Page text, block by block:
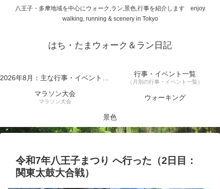
八王子・多摩地域を中心にウォーク,ラン,景色,行事を紹介します enjoy
walking, running & scenery in Tokyo
はち・たまウォーク＆ラン日記
2026年8月：主な行事・イベント一覧 行事・イベント一覧
（月別の行事・イベント一覧）
マラソン大会
マラソン大会 ウォーキング
景色
令和7年八王子まつり へ行った（2日目：
関東太鼓大合戦）